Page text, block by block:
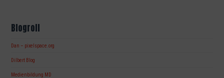
Blogroll
Dan – pixelspace.org
Dilbert Blog
Medienbildung MD